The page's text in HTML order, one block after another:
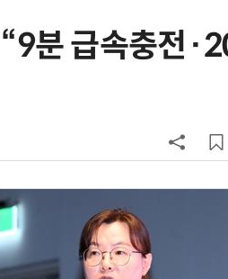
분 급속충전
6
AMD, 데이터센터
속…외부 파트너 유
·PIM', FMS 2026
K배터리 밸류체인 '
고 소재는 아직